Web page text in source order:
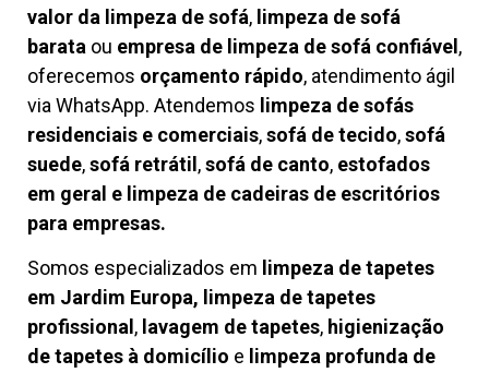
valor da limpeza de sofá, limpeza de sofá
barata ou empresa de limpeza de sofá confiável,
oferecemos orçamento rápido, atendimento ágil
via WhatsApp. Atendemos limpeza desofás
residenciais e comerciais,sofá de tecido,sofá
suede,sofá retrátil,sofá de canto, estofados
em geral e limpeza de cadeiras de escritórios
para empresas.
Somos especializados em limpeza de tapetes
em Jardim Europa, limpeza de tapetes
profissional , lavagem de tapetes, higienização
de tapetes à domicílio e limpeza profunda de